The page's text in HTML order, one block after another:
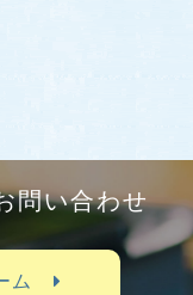
問い合わせ
ーム